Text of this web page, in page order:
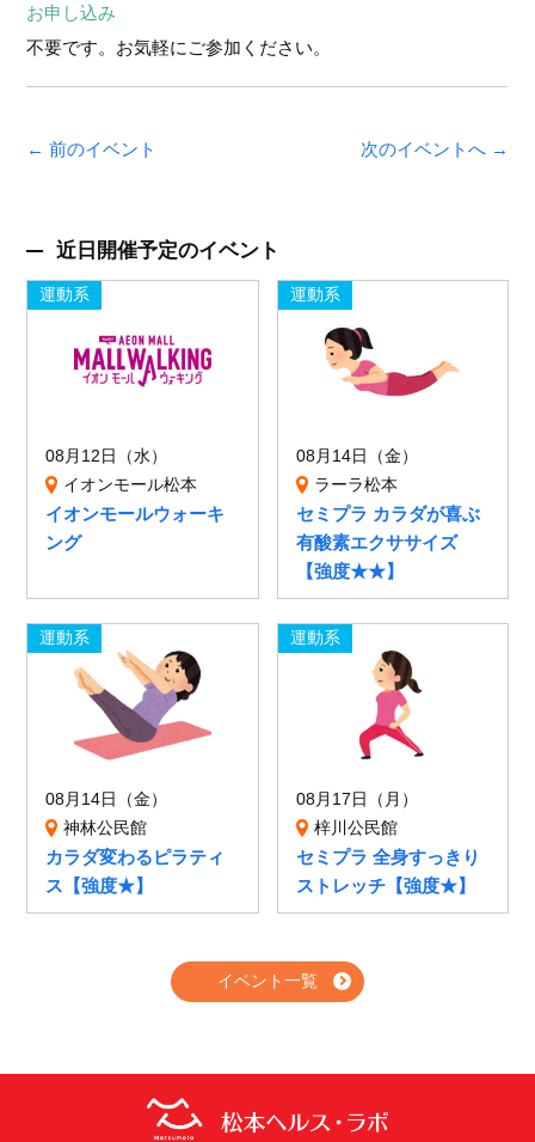
お申し込み
不要です。お気軽にご参加ください。
← 前のイベント 次のイベントへ →
近日開催予定のイベント
運動系
08月12日（水）
イオンモール松本
イオンモールウォーキ
ング
運動系
08月14日（金）
ラーラ松本
セミプラ カラダが喜ぶ
有酸素エクササイズ
【強度★★】
運動系
08月14日（金）
神林公民館
カラダ変わるピラティ
ス【強度★】
運動系
08月17日（月）
梓川公民館
セミプラ 全身すっきり
ストレッチ【強度★】
イベント一覧